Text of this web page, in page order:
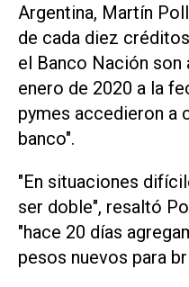
Argentina, Martín
de cada diez
el Banco Nación son
enero de 2020 a la
pymes accedieron a
banco".
"En situaciones
ser doble", resaltó
"hace 20 días
pesos nuevos para